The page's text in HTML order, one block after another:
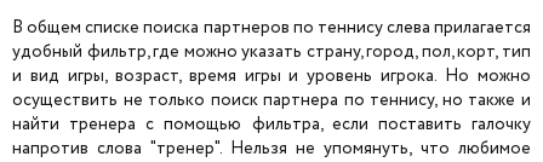
В общем списке поиска партнеров по теннису слева прилагается
удобный фильтр, где можно указать страну, город, пол, корт, тип
и вид игры, возраст, время игры и уровень игрока. Но можно
осуществить не только поиск партнера по теннису, но также и
найти тренера с помощью фильтра, если поставить галочку
напротив слова "тренер". Нельзя не упомянуть, что любимое